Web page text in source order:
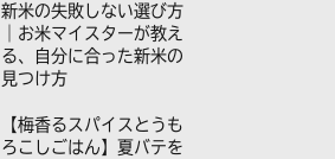
新米の失敗しない選び方
｜お米マイスターが教え
る、自分に合った新米の
見つけ方
【梅香るスパイスとうも
ろこしごはん】夏バテを